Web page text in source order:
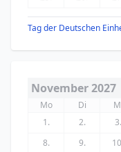
Tag der Deutschen
November 2027
Mo
Di
1.
2. 3.
8.
9.